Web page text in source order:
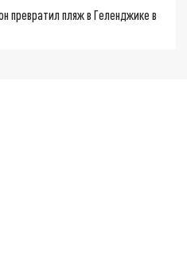
превратил пляж в Геленджике в